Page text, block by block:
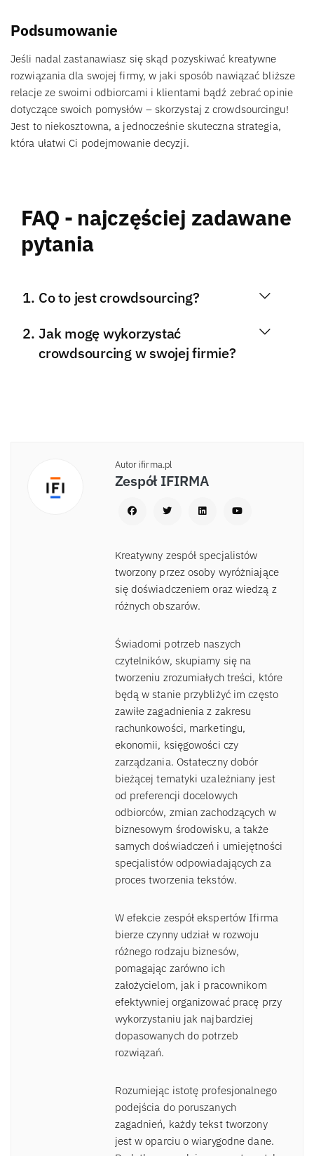
Podsumowanie
Jeśli nadal zastanawiasz się skąd pozyskiwać kreatywne
rozwiązania dla swojej firmy, w jaki sposób nawiązać bliższe
relacje ze swoimi odbiorcami i klientami bądź zebrać opinie
dotyczące swoich pomysłów – skorzystaj z crowdsourcingu!
Jest to niekosztowna, a jednocześnie skuteczna strategia,
która ułatwi Ci podejmowanie decyzji.
FAQ - najczęściej zadawane
pytania
Co to jest crowdsourcing?
Jak mogę wykorzystać
crowdsourcing w swojej firmie?
Autor ifirma.pl
Zespół IFIRMA
Kreatywny zespół specjalistów
tworzony przez osoby wyróżniające
się doświadczeniem oraz wiedzą z
różnych obszarów.
Świadomi potrzeb naszych
czytelników, skupiamy się na
tworzeniu zrozumiałych treści, które
będą w stanie przybliżyć im często
zawiłe zagadnienia z zakresu
rachunkowości, marketingu,
ekonomii, księgowości czy
zarządzania. Ostateczny dobór
bieżącej tematyki uzależniany jest
od preferencji docelowych
odbiorców, zmian zachodzących w
biznesowym środowisku, a także
samych doświadczeń i umiejętności
specjalistów odpowiadających za
proces tworzenia tekstów.
W efekcie zespół ekspertów Ifirma
bierze czynny udział w rozwoju
różnego rodzaju biznesów,
pomagając zarówno ich
założycielom, jak i pracownikom
efektywniej organizować pracę przy
wykorzystaniu jak najbardziej
dopasowanych do potrzeb
rozwiązań.
Rozumiejąc istotę profesjonalnego
podejścia do poruszanych
zagadnień, każdy tekst tworzony
jest w oparciu o wiarygodne dane.